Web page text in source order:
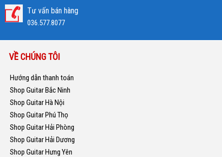
Tư vấn bán hàng
036.577.8077
VỀ CHÚNG TÔI
Hướng dẫn thanh toán
Shop Guitar Bắc Ninh
Shop Guitar Hà Nội
Shop Guitar Phú Thọ
Shop Guitar Hải Phòng
Shop Guitar Hải Dương
Shop Guitar Hưng Yên